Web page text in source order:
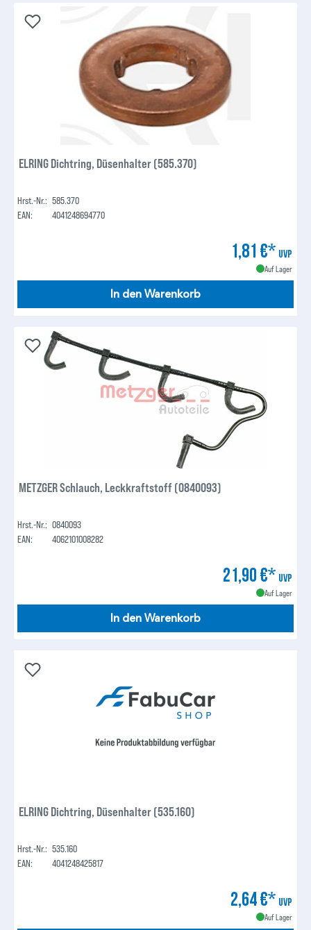
ELRING Dichtring, Düsenhalter (585.370)
Hrst.-Nr.: 585.370
EAN:
4041248694770
1,81 €* UVP
Auf Lager
In den Warenkorb
METZGER Schlauch, Leckkraftstoff (0840093)
Hrst.-Nr.: 0840093
EAN:
4062101008282
21,90 €* UVP
Auf Lager
In den Warenkorb
ELRING Dichtring, Düsenhalter (535.160)
Hrst.-Nr.: 535.160
EAN:
4041248425817
2,64 €* UVP
Auf Lager